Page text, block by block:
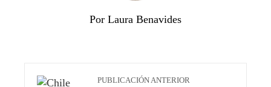
Por Laura Benavides
PUBLICACIÓN ANTERIOR